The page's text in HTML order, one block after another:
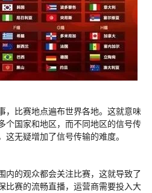
，比赛地点遍布世界各地。这就意味
个国家和地区，而不同地区的信号传
无疑增加了信号传输的难度。
内的观众都会关注比赛，这就导致了
比赛的流畅直播，运营商需要投入大